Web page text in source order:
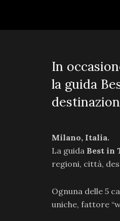
In
la guida
Milano, Italia.
La guida Best in
regioni, città,
Ognuna delle 5
uniche, fattore